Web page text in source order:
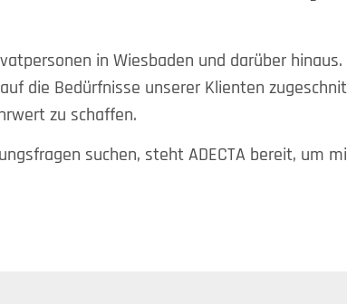
in Wiesbaden und darüber hinaus.
die Bedürfnisse unserer Klienten
zu schaffen.
suchen, steht ADECTA bereit, um